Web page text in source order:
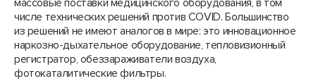
массовые поставки медицинского оборудования, в том
числе технических решений против COVID. Большинство
из решений не имеют аналогов в мире: это инновационное
наркозно-дыхательное оборудование, тепловизионный
регистратор, обеззараживатели воздуха,
фотокаталитические фильтры.